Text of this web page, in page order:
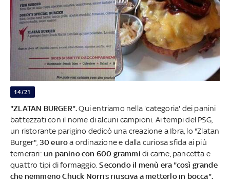
14/21
"ZLATAN BURGER".Qui entriamo nella 'categoria' dei panini
battezzati con il nome di alcuni campioni. Ai tempi del PSG,
un ristorante parigino dedicò una creazione a Ibra, lo "Zlatan
Burger", 30 euroa ordinazione e dalla curiosa sfida ai più
temerari: un panino con 600 grammi di carne, pancetta e
quattro tipi di formaggio.Secondo il menù era "così grande
che nemmeno Chuck Norris riusciva a metterlo in bocca".